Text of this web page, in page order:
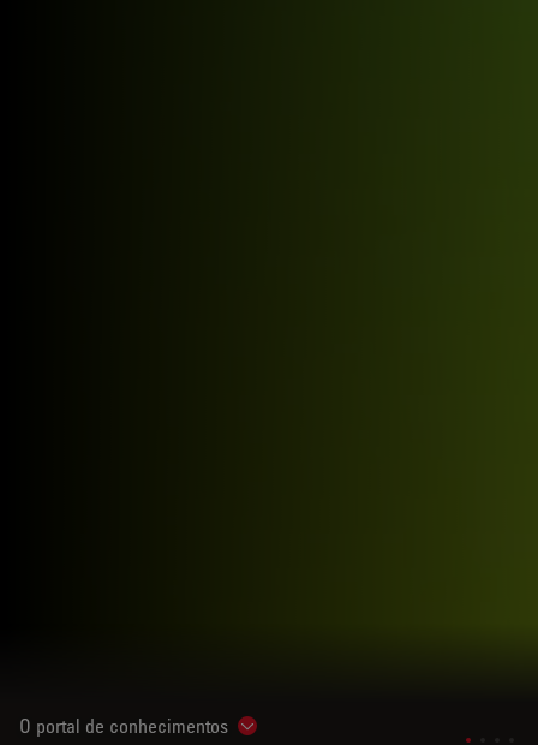
O portal de conhecimentos Show subnavigation